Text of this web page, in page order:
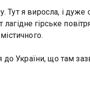
Тут я виросла, і дуже
лагідне гірське
України, що там